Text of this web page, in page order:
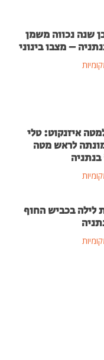
שנה נכווה משמן
– מצבו בינוני
איזנקוט: טלי
לראש מטה
לילה בכביש החוף